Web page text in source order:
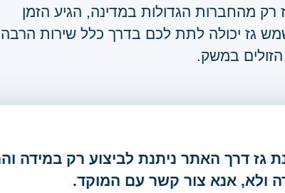
מהחברות הגדולות במדינה, הגיע הזמן
גז יכולה לתת לכם בדרך כלל שירות הרבה
הזולים במשק.
גז דרך האתר ניתנת לביצוע רק במידה
ולא, אנא צור קשר עם המוקד.